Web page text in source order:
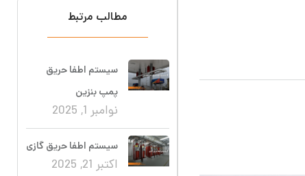
مطالب مرتبط
سیستم اطفا حریق
پمپ بنزین
نوامبر 1, 2025
سیستم اطفا حریق گازی
اکتبر 21, 2025